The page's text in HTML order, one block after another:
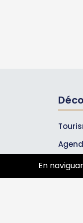
Qui
En